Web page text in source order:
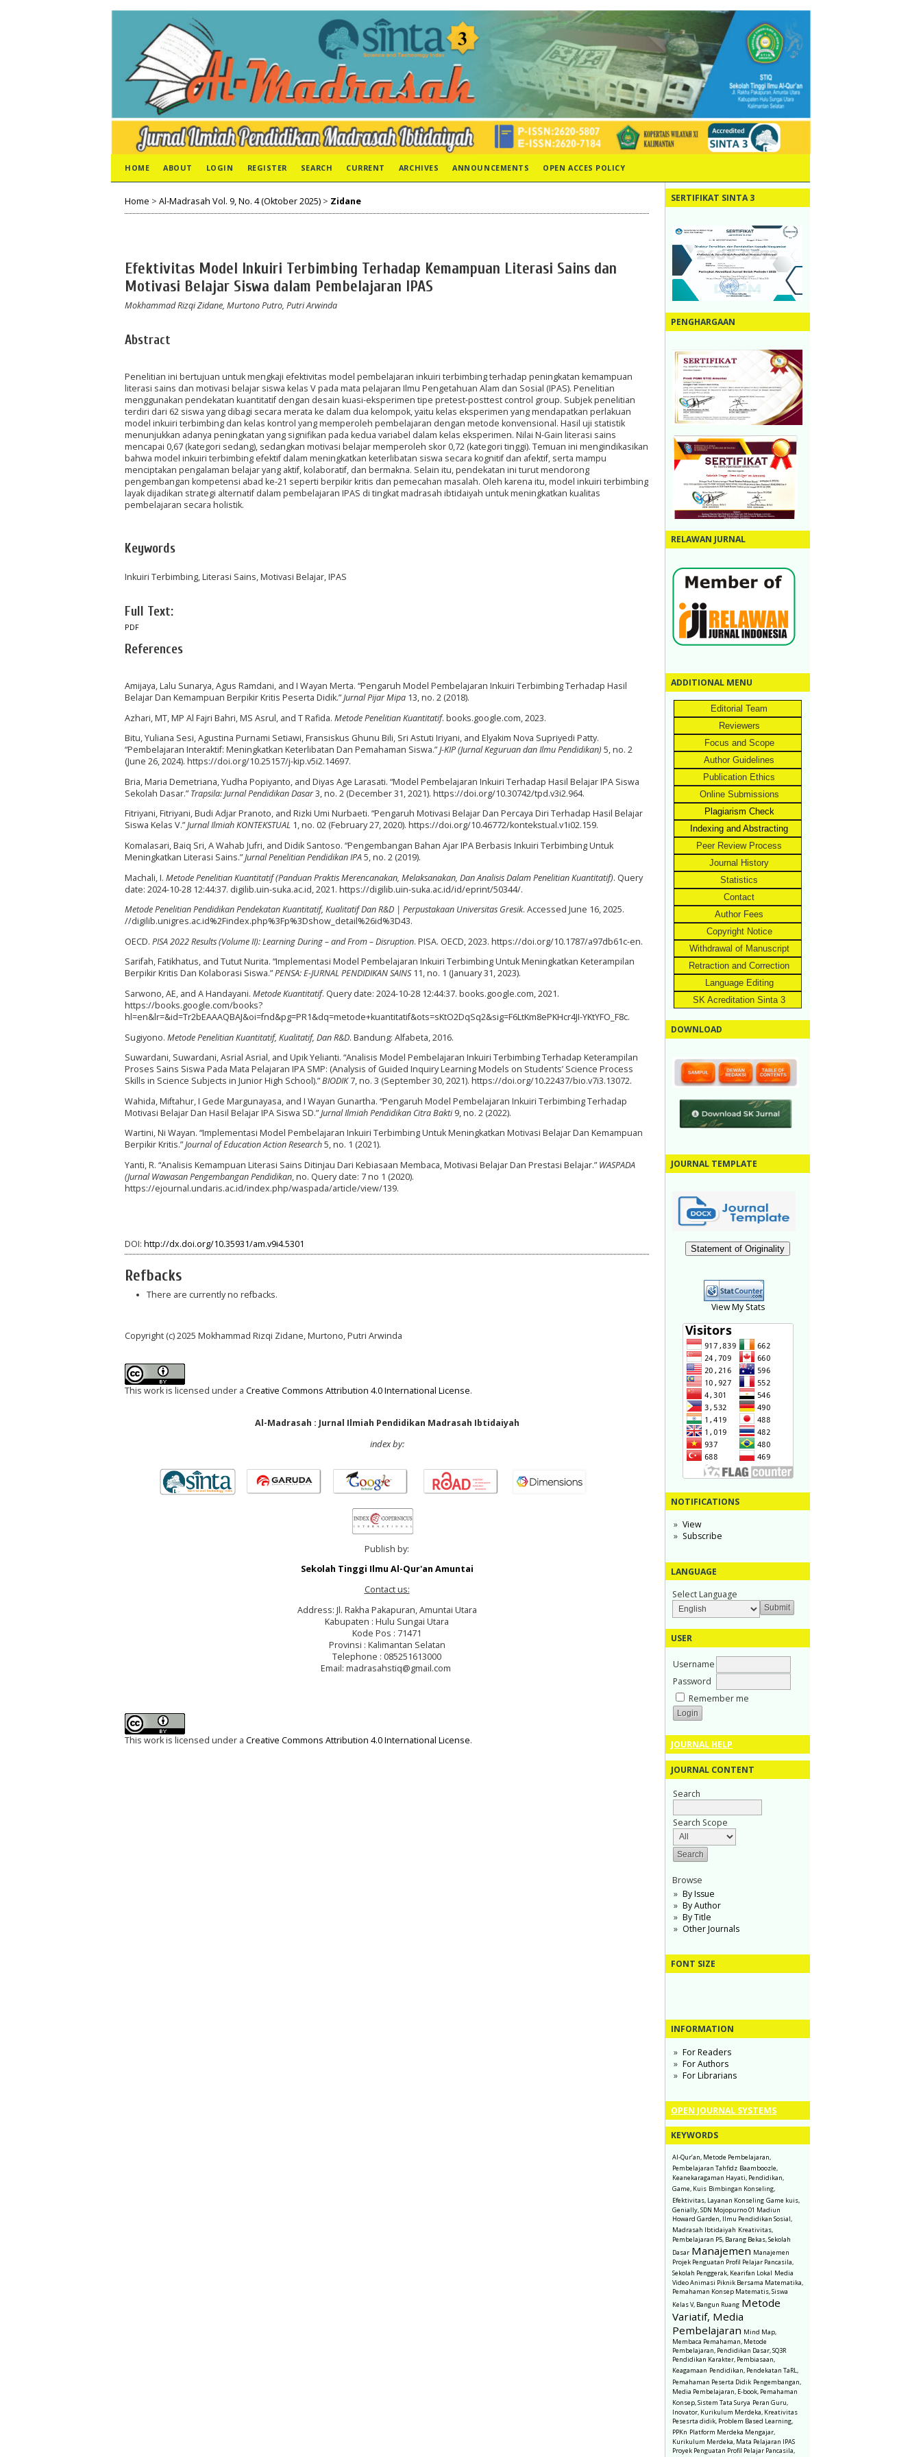
SERTIFIKAT SINTA 3
PENGHARGAAN
RELAWAN JURNAL
ADDITIONAL MENU
Editorial Team
Reviewers
Focus and Scope
Author Guidelines
Publication Ethics
Online Submissions
Plagiarism Check
Indexing and Abstracting
Peer Review Process
Journal History
Statistics
Contact
Author Fees
Copyright Notice
Withdrawal of Manuscript
Retraction and Correction
Language Editing
SK Acreditation Sinta 3
DOWNLOAD
JOURNAL TEMPLATE
Statement of Originality
View My Stats
NOTIFICATIONS
View
Subscribe
LANGUAGE
Select Language
USER
Username
Password
Remember me
JOURNAL HELP
JOURNAL CONTENT
Search
Search Scope
Browse
By Issue
By Author
By Title
Other Journals
FONT SIZE
INFORMATION
For Readers
For Authors
For Librarians
OPEN JOURNAL SYSTEMS
KEYWORDS
Al-Qur’an, Metode Pembelajaran,
Pembelajaran Tahfidz Baamboozle,
Keanekaragaman Hayati, Pendidikan,
Game, Kuis Bimbingan Konseling,
Efektivitas, Layanan Konseling Game kuis,
Genially, SDN Mojopurno 01 Madiun
Howard Garden, Ilmu Pendidikan Sosial,
Madrasah Ibtidaiyah Kreativitas,
Pembelajaran P5, Barang Bekas, Sekolah
Dasar Manajemen Manajemen
Projek Penguatan Profil Pelajar Pancasila,
Sekolah Penggerak, Kearifan Lokal Media
Video Animasi Piknik Bersama Matematika,
Pemahaman Konsep Matematis, Siswa
Kelas V, Bangun Ruang Metode
Variatif, Media
Pembelajaran Mind Map,
Membaca Pemahaman, Metode
Pembelajaran, Pendidikan Dasar, SQ3R
Pendidikan Karakter, Pembiasaan,
Keagamaan Pendidikan, Pendekatan TaRL,
Pemahaman Peserta Didik Pengembangan,
Media Pembelajaran, E-book, Pemahaman
Konsep, Sistem Tata Surya Peran Guru,
Inovator, Kurikulum Merdeka, Kreativitas
Pesesrta didik, Problem Based Learning,
PPKn Platform Merdeka Mengajar,
Kurikulum Merdeka, Mata Pelajaran IPAS
Proyek Penguatan Profil Pelajar Pancasila,
HOME ABOUT LOGIN REGISTER SEARCH CURRENT ARCHIVES ANNOUNCEMENTS OPEN ACCES POLICY
Home > Al-Madrasah Vol. 9, No. 4 (Oktober 2025) > Zidane
Efektivitas Model Inkuiri Terbimbing Terhadap Kemampuan Literasi Sains dan
Motivasi Belajar Siswa dalam Pembelajaran IPAS
Mokhammad Rizqi Zidane, Murtono Putro, Putri Arwinda
Abstract
Penelitian ini bertujuan untuk mengkaji efektivitas model pembelajaran inkuiri terbimbing terhadap peningkatan kemampuan
literasi sains dan motivasi belajar siswa kelas V pada mata pelajaran Ilmu Pengetahuan Alam dan Sosial (IPAS). Penelitian
menggunakan pendekatan kuantitatif dengan desain kuasi-eksperimen tipe pretest-posttest control group. Subjek penelitian
terdiri dari 62 siswa yang dibagi secara merata ke dalam dua kelompok, yaitu kelas eksperimen yang mendapatkan perlakuan
model inkuiri terbimbing dan kelas kontrol yang memperoleh pembelajaran dengan metode konvensional. Hasil uji statistik
menunjukkan adanya peningkatan yang signifikan pada kedua variabel dalam kelas eksperimen. Nilai N-Gain literasi sains
mencapai 0,67 (kategori sedang), sedangkan motivasi belajar memperoleh skor 0,72 (kategori tinggi). Temuan ini mengindikasikan
bahwa model inkuiri terbimbing efektif dalam meningkatkan keterlibatan siswa secara kognitif dan afektif, serta mampu
menciptakan pengalaman belajar yang aktif, kolaboratif, dan bermakna. Selain itu, pendekatan ini turut mendorong
pengembangan kompetensi abad ke-21 seperti berpikir kritis dan pemecahan masalah. Oleh karena itu, model inkuiri terbimbing
layak dijadikan strategi alternatif dalam pembelajaran IPAS di tingkat madrasah ibtidaiyah untuk meningkatkan kualitas
pembelajaran secara holistik.
Keywords
Inkuiri Terbimbing, Literasi Sains, Motivasi Belajar, IPAS
Full Text:
PDF
References
Amijaya, Lalu Sunarya, Agus Ramdani, and I Wayan Merta. “Pengaruh Model Pembelajaran Inkuiri Terbimbing Terhadap Hasil
Belajar Dan Kemampuan Berpikir Kritis Peserta Didik.”Jurnal Pijar Mipa 13, no. 2 (2018).
Azhari, MT, MP Al Fajri Bahri, MS Asrul, and T Rafida. Metode Penelitian Kuantitatif. books.google.com, 2023.
Bitu, Yuliana Sesi, Agustina Purnami Setiawi, Fransiskus Ghunu Bili, Sri Astuti Iriyani, and Elyakim Nova Supriyedi Patty.
“Pembelajaran Interaktif: Meningkatkan Keterlibatan Dan Pemahaman Siswa.”J-KIP (Jurnal Keguruan dan Ilmu Pendidikan) 5, no. 2
(June 26, 2024). https://doi.org/10.25157/j-kip.v5i2.14697.
Bria, Maria Demetriana, Yudha Popiyanto, and Diyas Age Larasati. “Model Pembelajaran Inkuiri Terhadap Hasil Belajar IPA Siswa
Sekolah Dasar.”Trapsila: Jurnal Pendidikan Dasar3, no. 2 (December 31, 2021). https://doi.org/10.30742/tpd.v3i2.964.
Fitriyani, Fitriyani, Budi Adjar Pranoto, and Rizki Umi Nurbaeti. “Pengaruh Motivasi Belajar Dan Percaya Diri Terhadap Hasil Belajar
Siswa Kelas V.”Jurnal Ilmiah KONTEKSTUAL 1, no. 02 (February 27, 2020). https://doi.org/10.46772/kontekstual.v1i02.159.
Komalasari, Baiq Sri, A Wahab Jufri, and Didik Santoso. “Pengembangan Bahan Ajar IPA Berbasis Inkuiri Terbimbing Untuk
Meningkatkan Literasi Sains.”Jurnal Penelitian Pendidikan IPA5, no. 2 (2019).
Machali, I. Metode Penelitian Kuantitatif (Panduan Praktis Merencanakan, Melaksanakan, Dan Analisis Dalam Penelitian Kuantitatif). Query
date: 2024-10-28 12:44:37. digilib.uin-suka.ac.id, 2021. https://digilib.uin-suka.ac.id/id/eprint/50344/.
Metode Penelitian Pendidikan Pendekatan Kuantitatif, Kualitatif Dan R&D | Perpustakaan Universitas Gresik. Accessed June 16, 2025.
//digilib.unigres.ac.id%2Findex.php%3Fp%3Dshow_detail%26id%3D43.
OECD. PISA 2022 Results (Volume II): Learning During – and From – Disruption. PISA. OECD, 2023. https://doi.org/10.1787/a97db61c-en.
Sarifah, Fatikhatus, and Tutut Nurita. “Implementasi Model Pembelajaran Inkuiri Terbimbing Untuk Meningkatkan Keterampilan
Berpikir Kritis Dan Kolaborasi Siswa.”PENSA: E-JURNAL PENDIDIKAN SAINS11, no. 1 (January 31, 2023).
Sarwono, AE, and A Handayani. Metode Kuantitatif. Query date: 2024-10-28 12:44:37. books.google.com, 2021.
https://books.google.com/books?
hl=en&lr=&id=Tr2bEAAAQBAJ&oi=fnd&pg=PR1&dq=metode+kuantitatif&ots=sKtO2DqSq2&sig=F6LtKm8ePKHcr4JI-YKtYFO_F8c.
Sugiyono. Metode Penelitian Kuantitatif, Kualitatif, Dan R&D. Bandung: Alfabeta, 2016.
Suwardani, Suwardani, Asrial Asrial, and Upik Yelianti. “Analisis Model Pembelajaran Inkuiri Terbimbing Terhadap Keterampilan
Proses Sains Siswa Pada Mata Pelajaran IPA SMP: (Analysis of Guided Inquiry Learning Models on Students’ Science Process
Skills in Science Subjects in Junior High School).”BIODIK7, no. 3 (September 30, 2021). https://doi.org/10.22437/bio.v7i3.13072.
Wahida, Miftahur, I Gede Margunayasa, and I Wayan Gunartha. “Pengaruh Model Pembelajaran Inkuiri Terbimbing Terhadap
Motivasi Belajar Dan Hasil Belajar IPA Siswa SD.”Jurnal Ilmiah Pendidikan Citra Bakti9, no. 2 (2022).
Wartini, Ni Wayan. “Implementasi Model Pembelajaran Inkuiri Terbimbing Untuk Meningkatkan Motivasi Belajar Dan Kemampuan
Berpikir Kritis.”Journal of Education Action Research5, no. 1 (2021).
Yanti, R. “Analisis Kemampuan Literasi Sains Ditinjau Dari Kebiasaan Membaca, Motivasi Belajar Dan Prestasi Belajar.”WASPADA
(Jurnal Wawasan Pengembangan Pendidikan, no. Query date: 7 no 1 (2020).
https://ejournal.undaris.ac.id/index.php/waspada/article/view/139.
DOI: http://dx.doi.org/10.35931/am.v9i4.5301
Refbacks
There are currently no refbacks.
Copyright (c) 2025 Mokhammad Rizqi Zidane, Murtono, Putri Arwinda
This work is licensed under a Creative Commons Attribution 4.0 International License.
Al-Madrasah : Jurnal Ilmiah Pendidikan Madrasah Ibtidaiyah
index by:
Publish by:
Sekolah Tinggi Ilmu Al-Qur'an Amuntai
Contact us:
Address: Jl. Rakha Pakapuran, Amuntai Utara
Kabupaten : Hulu Sungai Utara
Kode Pos : 71471
Provinsi : Kalimantan Selatan
Telephone : 085251613000
Email: madrasahstiq@gmail.com
This work is licensed under a Creative Commons Attribution 4.0 International License.